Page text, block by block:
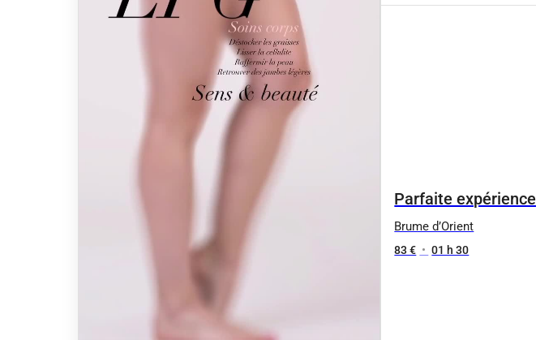
Parfaite expérience
Brume d’Orient
83 € • 01 h 30